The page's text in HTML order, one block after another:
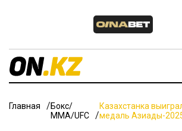
Главная
Бокс/
ММА/UFC
Казахстанка
медаль Азиады-